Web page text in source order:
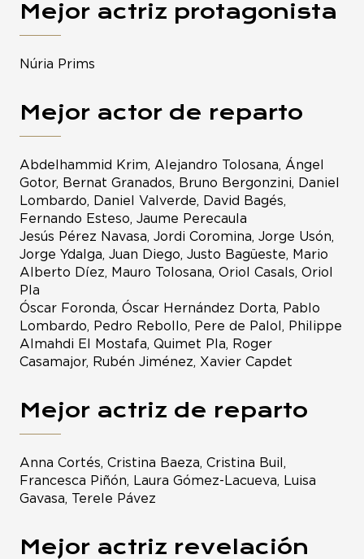
Mejor actriz protagonista
Núria Prims
Mejor actor de reparto
Abdelhammid Krim, Alejandro Tolosana, Ángel
Gotor, Bernat Granados, Bruno Bergonzini, Daniel
Lombardo, Daniel Valverde, David Bagés,
Fernando Esteso, Jaume Perecaula
Jesús Pérez Navasa, Jordi Coromina, Jorge Usón,
Jorge Ydalga, Juan Diego, Justo Bagüeste, Mario
Alberto Díez, Mauro Tolosana, Oriol Casals, Oriol
Pla
Óscar Foronda, Óscar Hernández Dorta, Pablo
Lombardo, Pedro Rebollo, Pere de Palol, Philippe
Almahdi El Mostafa, Quimet Pla, Roger
Casamajor, Rubén Jiménez, Xavier Capdet
Mejor actriz de reparto
Anna Cortés, Cristina Baeza, Cristina Buil,
Francesca Piñón, Laura Gómez-Lacueva, Luisa
Gavasa, Terele Pávez
Mejor actriz revelación